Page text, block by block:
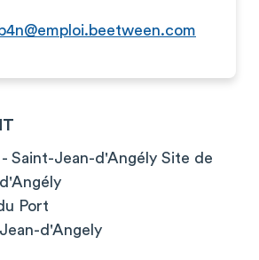
Saint-Jean-d'Angély Site de
Port
d'Angely